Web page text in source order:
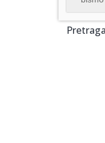
Pretraga